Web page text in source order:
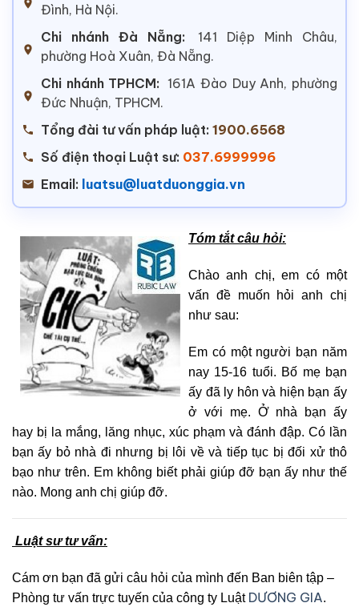
Đình, Hà Nội.
Chi nhánh Đà Nẵng:
141 Diệp Minh Châu,
phường Hoà Xuân, Đà Nẵng.
Chi nhánh TPHCM: 161A Đào Duy Anh, phường
Đức Nhuận, TPHCM.
Tổng đài tư vấn pháp luật: 1900.6568
Số điện thoại Luật sư: 037.6999996
Email: luatsu@luatduonggia.vn
Tóm tắt câu hỏi:
Chào anh chị, em có một
vấn đề muốn hỏi anh chị
như sau:
Em có một người bạn năm
nay 15-16 tuổi. Bố mẹ bạn
ấy đã ly hôn và hiện bạn ấy
ở với mẹ. Ở nhà bạn ấy
hay bị la mắng, lăng nhục, xúc phạm và đánh đập. Có lần
bạn ấy bỏ nhà đi nhưng bị lôi về và tiếp tục bị đối xử thô
bạo như trên. Em không biết phải giúp đỡ bạn ấy như thế
nào. Mong anh chị giúp đỡ.
Luật sư tư vấn:
Cám ơn bạn đã gửi câu hỏi của mình đến Ban biên tập –
Phòng tư vấn trực tuyến của công ty Luật DƯƠNG GIA.